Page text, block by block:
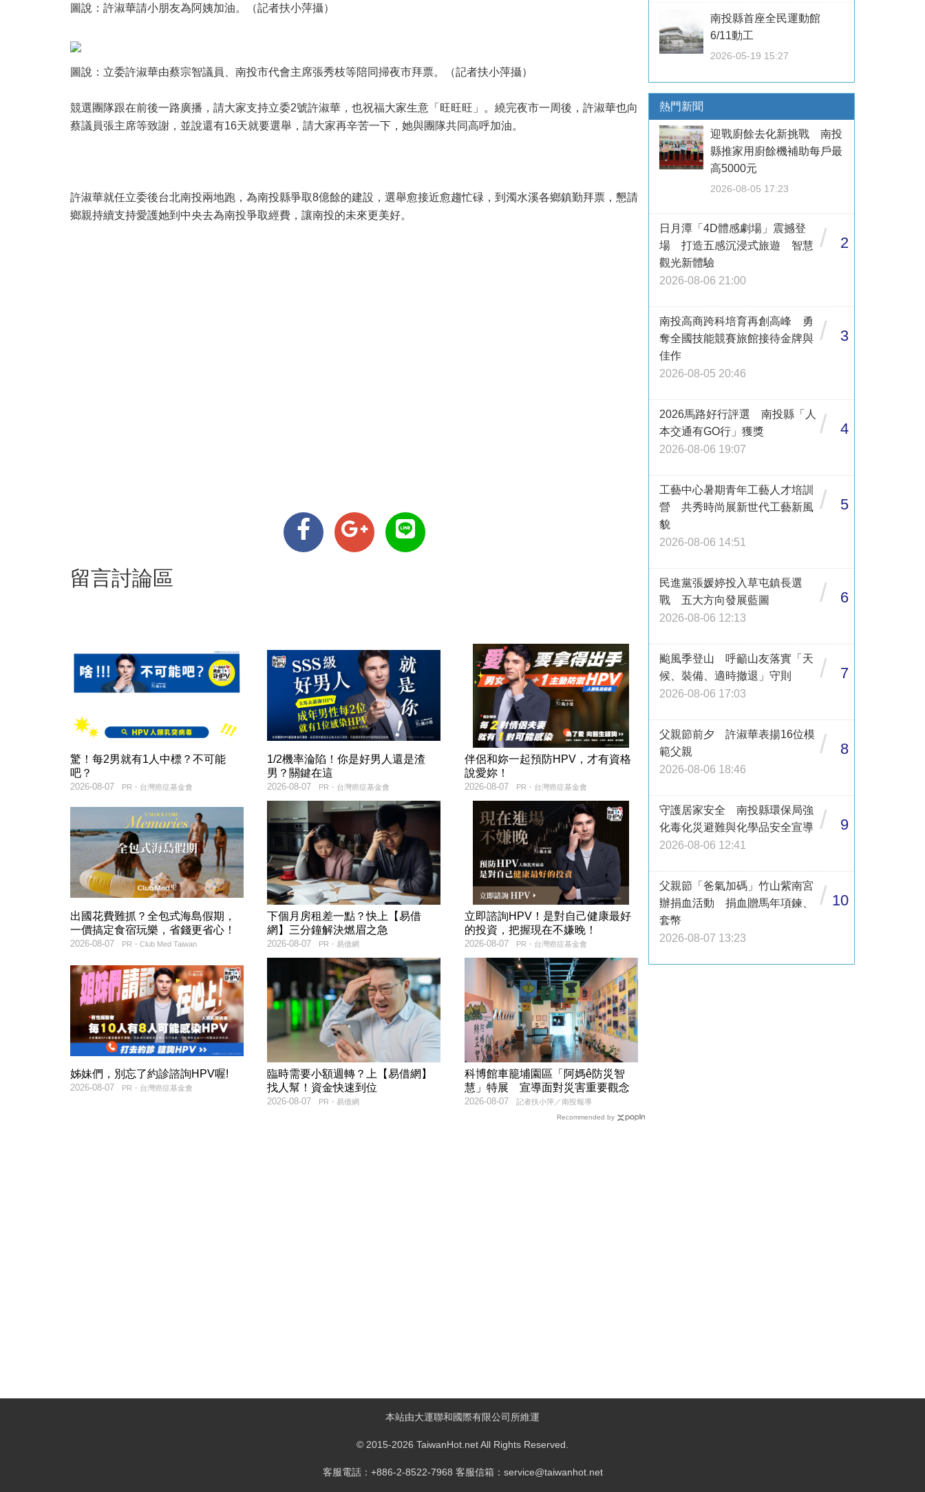
圖說：許淑華請小朋友為阿姨加油。（記者扶小萍攝）
圖說：立委許淑華由蔡宗智議員、南投市代會主席張秀枝等陪同掃夜市拜票。（記者扶小萍攝）
競選團隊跟在前後一路廣播，請大家支持立委2號許淑華，也祝福大家生意「旺旺旺」。繞完夜市一周後，許淑華也向
蔡議員張主席等致謝，並說還有16天就要選舉，請大家再辛苦一下，她與團隊共同高呼加油。
許淑華就任立委後台北南投兩地跑，為南投縣爭取8億餘的建設，選舉愈接近愈趨忙碌，到濁水溪各鄉鎮勤拜票，懇請
鄉親持續支持愛護她到中央去為南投爭取經費，讓南投的未來更美好。
留言討論區
驚！每2男就有1人中標？不可能
吧？
PR・台灣癌症基金會
2026-08-07
1/2機率淪陷！你是好男人還是渣
男？關鍵在這
PR・台灣癌症基金會
2026-08-07
伴侶和妳一起預防HPV，才有資格
說愛妳！
PR・台灣癌症基金會
2026-08-07
出國花費難抓？全包式海島假期，
一價搞定食宿玩樂，省錢更省心！
PR・Club Med Taiwan
2026-08-07
下個月房租差一點？快上【易借
網】三分鐘解決燃眉之急
PR・易借網
2026-08-07
立即諮詢HPV！是對自己健康最好
的投資，把握現在不嫌晚！
PR・台灣癌症基金會
2026-08-07
姊妹們，別忘了約診諮詢HPV喔!
PR・台灣癌症基金會
2026-08-07
臨時需要小額週轉？上【易借網】
找人幫！資金快速到位
PR・易借網
2026-08-07
科博館車籠埔園區「阿媽ê防災智
慧」特展 宣導面對災害重要觀念
記者扶小萍／南投報導
2026-08-07
Recommended by
南投縣首座全民運動館
6/11動工
2026-05-19 15:27
熱門新聞
迎戰廚餘去化新挑戰 南投
縣推家用廚餘機補助每戶最
高5000元
2026-08-05 17:23
日月潭「4D體感劇場」震撼登
場 打造五感沉浸式旅遊 智慧
觀光新體驗
2026-08-06 21:00
/ 2
南投高商跨科培育再創高峰 勇
奪全國技能競賽旅館接待金牌與
佳作
2026-08-05 20:46
/ 3
2026馬路好行評選 南投縣「人
本交通有GO行」獲獎
2026-08-06 19:07
/ 4
工藝中心暑期青年工藝人才培訓
營 共秀時尚展新世代工藝新風
貌
2026-08-06 14:51
/ 5
民進黨張媛婷投入草屯鎮長選
戰 五大方向發展藍圖
2026-08-06 12:13
/ 6
颱風季登山 呼籲山友落實「天
候、裝備、適時撤退」守則
2026-08-06 17:03
/ 7
父親節前夕 許淑華表揚16位模
範父親
2026-08-06 18:46
/ 8
守護居家安全 南投縣環保局強
化毒化災避難與化學品安全宣導
2026-08-06 12:41
/ 9
父親節「爸氣加碼」竹山紫南宮
辦捐血活動 捐血贈馬年項鍊、
套幣
2026-08-07 13:23
/ 10
本站由大運聯和國際有限公司所維運
© 2015-2026 TaiwanHot.net All Rights Reserved.
客服電話：+886-2-8522-7968 客服信箱：service@taiwanhot.net